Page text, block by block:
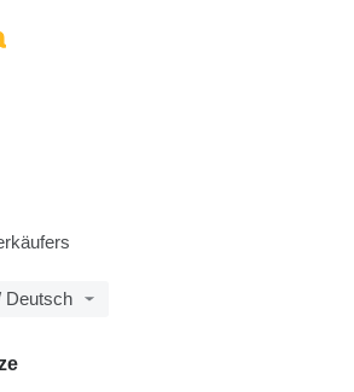
Deutsch